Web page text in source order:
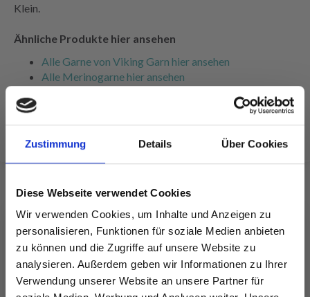
Zustimmung Details Über Cookies
Diese Webseite verwendet Cookies
Wir verwenden Cookies, um Inhalte und Anzeigen zu
personalisieren, Funktionen für soziale Medien anbieten
zu können und die Zugriffe auf unsere Website zu
analysieren. Außerdem geben wir Informationen zu Ihrer
Verwendung unserer Website an unsere Partner für
Klein.
Ähnliche Produkte hier ansehen
Alle Garne von Viking Garn hier ansehen
Alle Merinogarne hier ansehen
FÜR SIE EMPFOHLEN